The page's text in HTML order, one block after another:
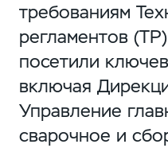
требованиям
регламентов
посетили
включая
Управление
сварочное и